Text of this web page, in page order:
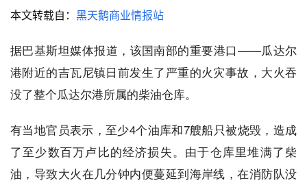
本文转载自： 黑天鹅商业情报站
据巴基斯坦媒体报道，该国南部的重要港口——瓜达尔
港附近的吉瓦尼镇日前发生了严重的火灾事故，大火吞
没了整个瓜达尔港所属的柴油仓库。
有当地官员表示，至少4个油库和7艘船只被烧毁，造成
了至少数百万卢比的经济损失。由于仓库里堆满了柴
油，导致大火在几分钟内便蔓延到海岸线，在消防队没